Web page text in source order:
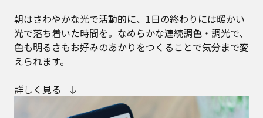
朝はさわやかな光で活動的に、1日の終わりには暖かい
光で落ち着いた時間を。なめらかな連続調色・調光で、
色も明るさもお好みのあかりをつくることで気分まで変
えられます。
詳しく見る